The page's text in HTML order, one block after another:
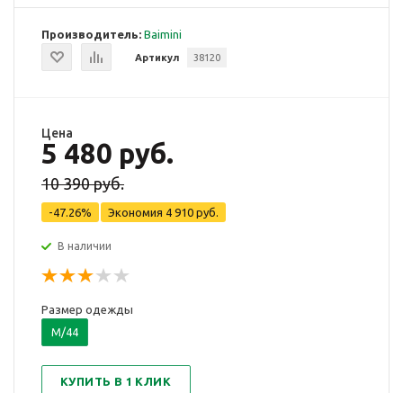
Производитель: Baimini
Артикул 38120
Цена
5 480 руб.
10 390 руб.
-47.26% Экономия 4 910 руб.
В наличии
Размер одежды
M/44
КУПИТЬ В 1 КЛИК